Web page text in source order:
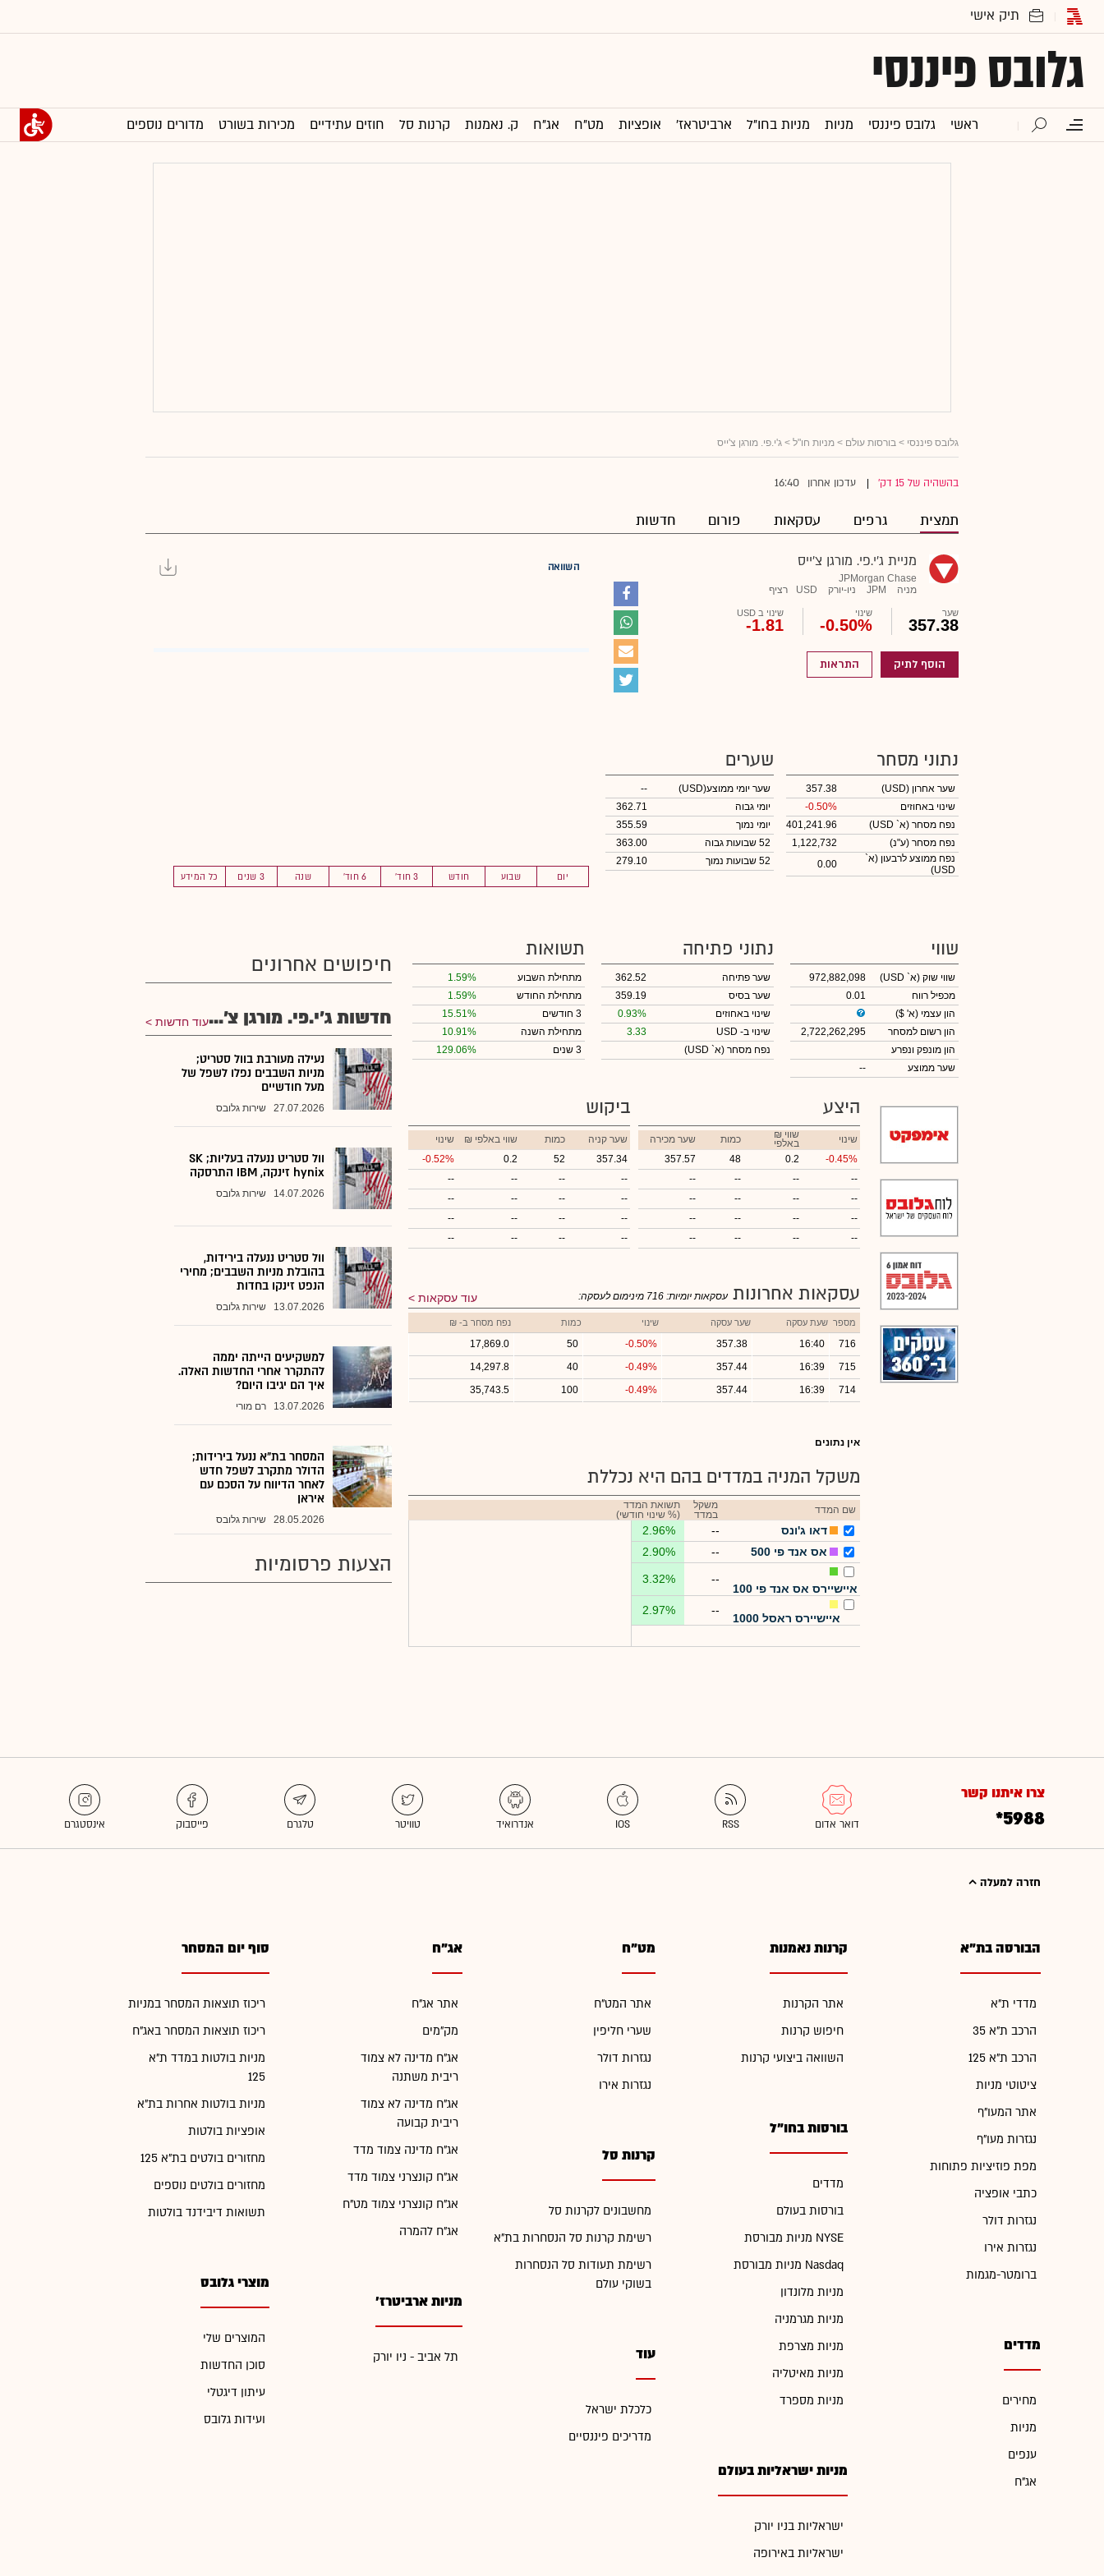
גלובס פיננסי
ראשי גלובס פיננסי מניות מניות בחו"ל ארביטראז' אופציות מט"ח אג"ח ק. נאמנות קרנות סל חוזים עתידיים מכירות בשורט מדורים נוספים
גלובס פיננסי > בורסות עולם > מניות חו"ל > ג'י.פי. מורגן צ'ייס
בהשהיה של 15 דק' עדכון אחרון 16:40
תמצית גרפים עסקאות פורום חדשות
מניית ג'י.פי. מורגן צ'ייס
JPMorgan Chase
מניה
JPM ניו-יורק USD רציף
שער
357.38
שינוי
-0.50%
שינוי ב USD
-1.81
הוסף לתיק התראות
השוואה
יום שבוע חודש 3 חוד' 6 חוד' שנה 3 שנים כל המידע
נתוני מסחר
שער אחרון (USD)
357.38
שינוי באחוזים
-0.50%
נפח מסחר (א` USD)
401,241.96
נפח מסחר (ע"נ)
1,122,732
נפח ממוצע לרבעון (א`
USD)
0.00
שערים
שער יומי ממוצע(USD)
--
יומי גבוה
362.71
יומי נמוך
355.59
52 שבועות גבוה
363.00
52 שבועות נמוך
279.10
שווי
שווי שוק (א` USD)
972,882,098
מכפיל רווח
0.01
הון עצמי (א' $)
הון רשום למסחר
2,722,262,295
הון מונפק ונפרע
שער ממוצע
--
נתוני פתיחה
שער פתיחה
362.52
שער בסיס
359.19
שינוי באחוזים
0.93%
שינוי ב- USD
3.33
נפח מסחר (א` USD)
תשואות
מתחילת השבוע
1.59%
מתחילת החודש
1.59%
3 חודשים
15.51%
מתחילת השנה
10.91%
3 שנים
129.06%
היצע
שינוי ₪ שווי
באלפי כמות
שער מכירה
-0.45%
0.2
48
357.57
--
--
--
--
--
--
--
--
--
--
--
--
--
--
--
--
ביקוש
שער קניה כמות ₪ שווי באלפי
שינוי
357.34
52
0.2
-0.52%
--
--
--
--
--
--
--
--
--
--
--
--
--
--
--
--
עסקאות אחרונות עוד עסקאות עסקאות יומיות: 716 מינימום לעסקה:
מספר שעת עסקה שער עסקה שינוי כמות נפח מסחר ב- ₪
716
16:40
357.38
-0.50%
50
17,869.0
715
16:39
357.44
-0.49%
40
14,297.8
714
16:39
357.44
-0.49%
100
35,743.5
אין נתונים
משקל המניה במדדים בהם היא נכללת
שם המדד
משקל
במדד
תשואת המדד
(% שינוי חודשי)
דאו ג'ונס --
2.96%
אס אנד פי 500
--
2.90%
איישיירס אס אנד פי 100
--
3.32%
איישיירס ראסל 1000
--
2.97%
חיפושים אחרונים
חדשות ג'י.פי. מורגן צ'...עוד חדשות
נעילה מעורבת בוול סטריט;
מניות השבבים נפלו לשפל של
מעל חודשיים
27.07.2026 שירות גלובס
וול סטריט ננעלה בעליות; SK
hynix זינקה, IBM התרסקה
14.07.2026 שירות גלובס
וול סטריט ננעלה בירידות,
בהובלת מניות השבבים; מחירי
הנפט זינקו בחדות
13.07.2026 שירות גלובס
למשקיעים הייתה יממה
להתקרר אחרי החדשות האלה.
איך הם יגיבו היום?
13.07.2026 רם מורי
המסחר בת"א ננעל בירידות;
הדולר מתקרב לשפל חדש
לאחר הדיווח על הסכם עם
איראן
28.05.2026 שירות גלובס
הצעות פרסומיות
צרו איתנו קשר
*5988
חזרה למעלה
הבורסה בת"א
מדדי ת"א
הרכב ת"א 35
הרכב ת"א 125
ציטוטי מניות
אתר המעו"ף
נגזרות מעו"ף
מפת פוזיציות פתוחות
כתבי אופציה
נגזרות דולר
נגזרות אירו
ברומטר-מגמות
מדדים
מחירים
מניות
ענפים
אג"ח
קרנות נאמנות
אתר הקרנות
חיפוש קרנות
השוואה ביצועי קרנות
בורסות בחו"ל
מדדים
בורסות בעולם
מניות מבורסת NYSE
מניות מבורסת Nasdaq
מניות מלונדון
מניות מגרמניה
מניות מצרפת
מניות מאיטליה
מניות מספרד
מניות ישראליות בעולם
ישראליות בניו יורק
ישראליות באירופה
מט"ח
אתר המט"ח
שערי חליפין
נגזרות דולר
נגזרות אירו
קרנות סל
מחשבונים לקרנות סל
רשימת קרנות סל הנסחרות בת"א
רשימת תעודות סל הנסחרות
בשוקי עולם
עוד
כלכלת ישראל
מדריכים פיננסיים
אג"ח
אתר אג"ח
מק"מים
אג"ח מדינה לא צמוד
ריבית משתנה
אג"ח מדינה לא צמוד
ריבית קבועה
אג"ח מדינה צמוד מדד
אג"ח קונצרני צמוד מדד
אג"ח קונצרני צמוד מט"ח
אג"ח להמרה
מניות ארביטרז'
תל אביב - ניו יורק
סוף יום המסחר
ריכוז תוצאות המסחר במניות
ריכוז תוצאות המסחר באג"ח
מניות בולטות במדד ת"א
125
מניות בולטות אחרות בת"א
אופציות בולטות
מחזורים בולטים בת"א 125
מחזורים בולטים נוספים
תשואות דיבידנד בולטות
מוצרי גלובס
המוצרים שלי
סוכן החדשות
עיתון דיגטלי
ועידות גלובס